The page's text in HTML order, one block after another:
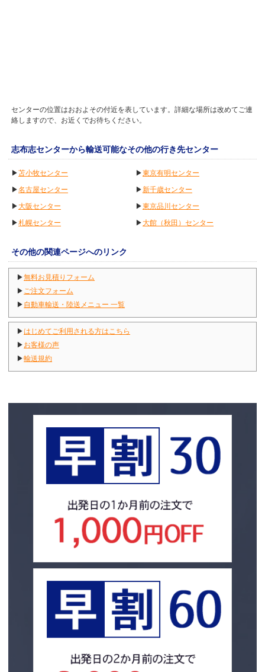
センターの位置はおおよその付近を表しています。詳細な場所は改めてご連
絡しますので、お近くでお待ちください。
志布志センターから輸送可能なその他の行き先センター
▶苫小牧センター ▶東京有明センター
▶名古屋センター ▶新千歳センター
▶大阪センター ▶東京品川センター
▶札幌センター ▶大館（秋田）センター
その他の関連ページへのリンク
▶無料お見積りフォーム
▶ ご注文フォーム
▶ 自動車輸送・陸送メニュー 一覧
▶はじめてご利用される方はこちら
▶ お客様の声
▶輸送規約